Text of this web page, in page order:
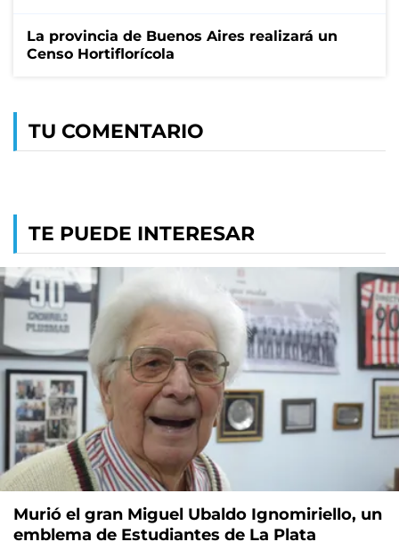
La provincia de Buenos Aires realizará un
Censo Hortiflorícola
TU COMENTARIO
TE PUEDE INTERESAR
Murió el gran Miguel Ubaldo Ignomiriello, un
emblema de Estudiantes de La Plata